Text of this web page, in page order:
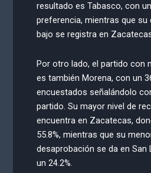
resultado es Tabasco, con
preferencia, mientras que su
bajo se registra en
Por otro lado, el partido con
es también Morena, con un
encuestados señalándolo
partido. Su mayor nivel de
encuentra en Zacatecas,
55.8%, mientras que su
desaprobación se da en San
un 24.2%.